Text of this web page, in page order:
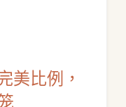
美比例，